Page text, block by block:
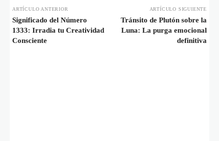
ARTÍCULO ANTERIOR
Significado del Número
1333: Irradia tu Creatividad
Consciente
ARTÍCULO SIGUIENTE
Tránsito de Plutón sobre la
Luna: La purga emocional
definitiva